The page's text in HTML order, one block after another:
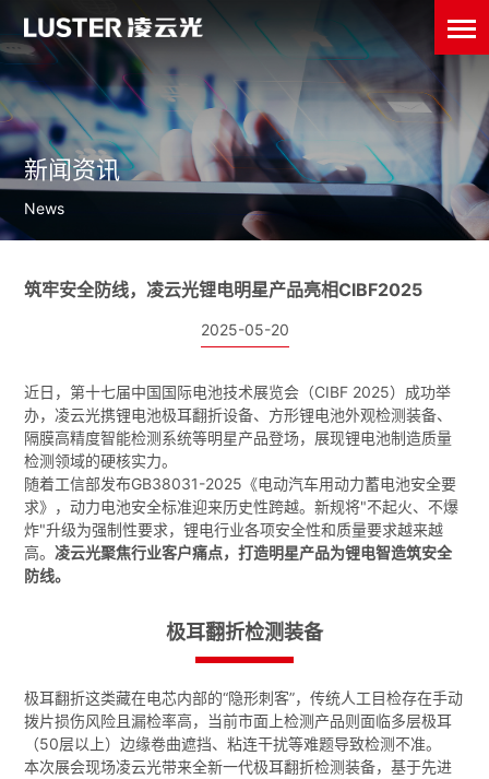
新闻资讯
News
筑牢安全防线，凌云光锂电明星产品亮相CIBF2025
2025-05-20
近日，第十七届中国国际电池技术展览会（CIBF 2025）成功举
办，凌云光携锂电池极耳翻折设备、方形锂电池外观检测装备、
隔膜高精度智能检测系统等明星产品登场，展现锂电池制造质量
检测领域的硬核实力。
随着工信部发布GB38031-2025《电动汽车用动力蓄电池安全要
求》，动力电池安全标准迎来历史性跨越。新规将"不起火、不爆
炸"升级为强制性要求，锂电行业各项安全性和质量要求越来越
高。凌云光聚焦行业客户痛点，打造明星产品为锂电智造筑安全
防线。
极耳翻折检测装备
极耳翻折这类藏在电芯内部的“隐形刺客”，传统人工目检存在手动
拨片损伤风险且漏检率高，当前市面上检测产品则面临多层极耳
（50层以上）边缘卷曲遮挡、粘连干扰等难题导致检测不准。
本次展会现场凌云光带来全新一代极耳翻折检测装备，基于先进